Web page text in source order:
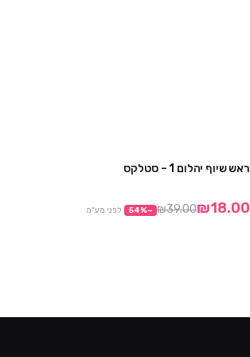
ראש שיוף יהלום 1 – סטלקס
₪18.00
₪39.00
−
54% לפני מע"מ